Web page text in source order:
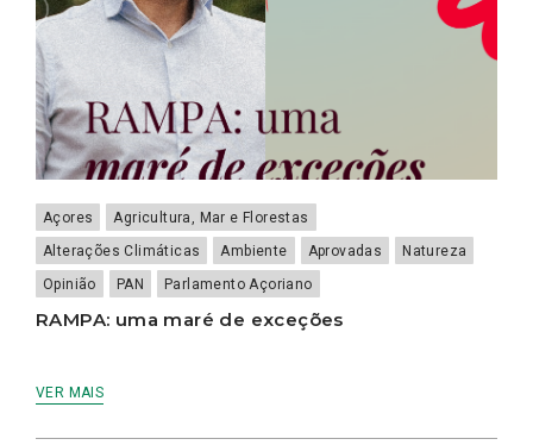
Açores
Agricultura, Mar e Florestas
Alterações Climáticas
Ambiente Aprovadas
Natureza
Opinião
PAN Parlamento Açoriano
RAMPA: uma maré de exceções
VER MAIS